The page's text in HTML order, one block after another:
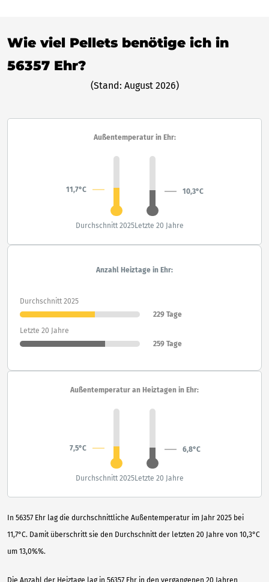
Wie viel Pellets benötige ich in
56357 Ehr?
(Stand: August 2026)
In 56357 Ehr lag die durchschnittliche Außentemperatur im Jahr 2025 bei
11,7°C. Damit überschritt sie den Durchschnitt der letzten 20 Jahre von 10,3°C
um 13,0%%.
Die Anzahl der Heiztage lag in 56357 Ehr in den vergangenen 20 Jahren
Außentemperatur in Ehr:
11,7°C 10,3°C
Durchschnitt 2025Letzte 20 Jahre
Anzahl Heiztage in Ehr:
Durchschnitt 2025
229 Tage
Letzte 20 Jahre
259 Tage
Außentemperatur an Heiztagen in Ehr:
7,5°C 6,8°C
Durchschnitt 2025Letzte 20 Jahre